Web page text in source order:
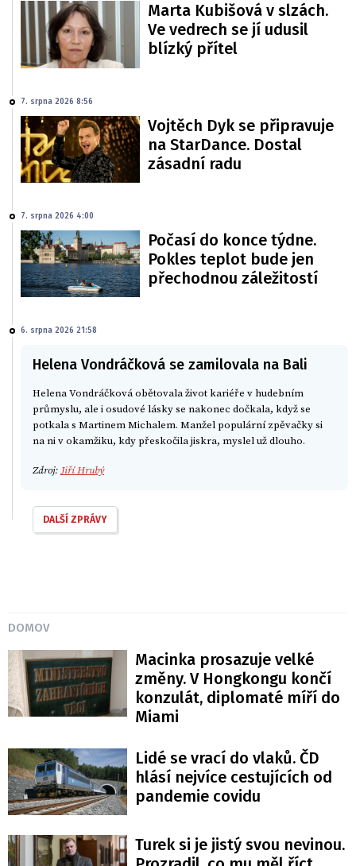
Marta Kubišová v slzách.
Ve vedrech se jí udusil
blízký přítel
7. srpna 2026 8:56
Vojtěch Dyk se připravuje
na StarDance. Dostal
zásadní radu
7. srpna 2026 4:00
Počasí do konce týdne.
Pokles teplot bude jen
přechodnou záležitostí
6. srpna 2026 21:58
Helena Vondráčková se zamilovala na Bali
Helena Vondráčková obětovala život kariéře v hudebním
průmyslu, ale i osudové lásky se nakonec dočkala, když se
potkala s Martinem Michalem. Manžel populární zpěvačky si
na ni v okamžiku, kdy přeskočila jiskra, myslel už dlouho.
Zdroj: Jiří Hrubý
DALŠÍ ZPRÁVY
DOMOV
Macinka prosazuje velké
změny. V Hongkongu končí
konzulát, diplomaté míří do
Miami
Lidé se vrací do vlaků. ČD
hlásí nejvíce cestujících od
pandemie covidu
Turek si je jistý svou nevinou.